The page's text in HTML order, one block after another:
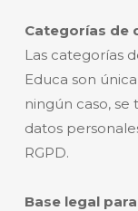
Categorías de
Las categorías
Educa son
ningún caso,
datos
RGPD.
Base legal